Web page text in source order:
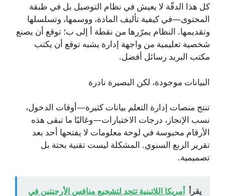
كل هذا الدقّة لا يعيش في نظام التوصيل بل في طبقة
المحتوى—في كيفية تأليف المادة، ووسمها، وتسلسلها
وتقديمها. النظام يمرّرها من نقطة أ إلى ب؛ توقع أن يصنع
شخصية تعليمية من واجهة إدارة يشبه توقع أن يكتب
مكتب البريد رسائل أفضل.
البيانات موجودة، لكن البصيرة نادرة
تنتج منصات إدارة التعلم بيانات كثيرة—أوقات الدخول،
نسب الإنجاز، درجات الاختبارات—وغالبًا ما تبقى هذه
الأرقام محبوسة في لوحة معلومات لا يفتحها أحد بعد
تقرير الربع السنوي. المشكلة ليست تقنية بحتة بل
تصميمية.
يقرأ أمريكا اللاتينية تتحد لتشجيع منافس الأرجنتين في